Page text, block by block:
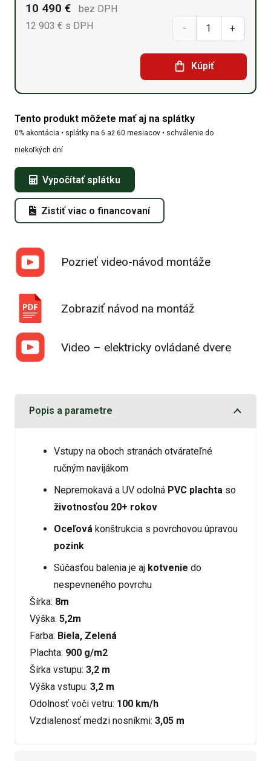
množstvo
Sedlová
hala
33,55m
Kúpiť
10 490 €
bez DPH
12 903 € s DPH
Tento produkt môžete mať aj na splátky
0% akontácia • splátky na 6 až 60 mesiacov • schválenie do
niekoľkých dní
Vypočítať splátku
Zistiť viac o financovaní
Pozrieť video-návod montáže
Zobraziť návod na montáž
Video – elektricky ovládané dvere
Popis a parametre
Vstupy na oboch stranách otvárateľné
ručným navijákom
Nepremokavá a UV odolná PVC plachta so
životnosťou 20+ rokov
Oceľová konštrukcia s povrchovou úpravou
pozink
Súčasťou balenia je aj kotvenie do
nespevneného povrchu
Šírka: 8m
Výška: 5,2m
Farba: Biela, Zelená
Plachta: 900 g/m2
Šírka vstupu: 3,2 m
Výška vstupu: 3,2 m
Odolnosť voči vetru: 100 km/h
Vzdialenosť medzi nosníkmi: 3,05 m